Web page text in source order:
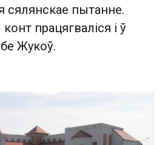
сялянскае пытанне.
працягваліся і ў
Жукоў.